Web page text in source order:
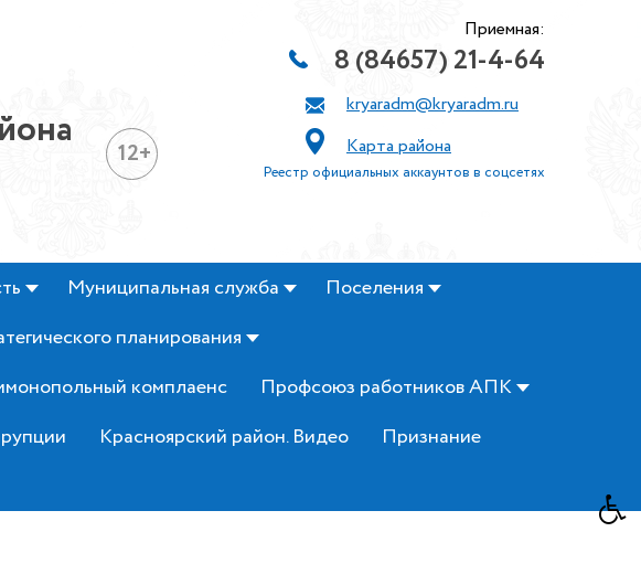
12+
Приемная:
8 (84657) 21-4-64
kryaradm@kryaradm.ru
Карта района
Реестр официальных аккаунтов в соцсетях
Муниципальная служба
Поселения
планирования
комплаенс
Профсоюз работников АПК
Красноярский район. Видео
Признание